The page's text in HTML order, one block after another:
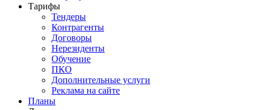
Тарифы
Тендеры
Контрагенты
Договоры
Нерезиденты
Обучение
ПКО
Дополнительные услуги
Реклама на сайте
Планы